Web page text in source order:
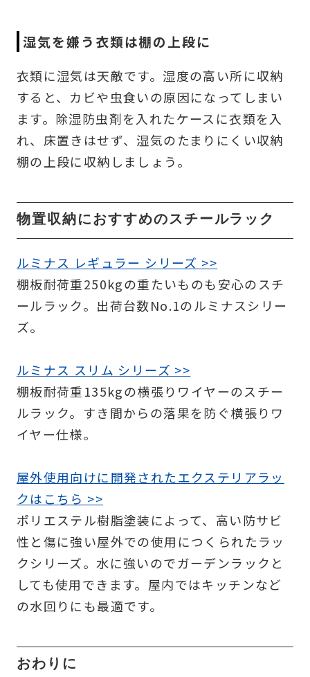
湿気を嫌う衣類は棚の上段に
衣類に湿気は天敵です。湿度の高い所に収納
すると、カビや虫食いの原因になってしまい
ます。除湿防虫剤を入れたケースに衣類を入
れ、床置きはせず、湿気のたまりにくい収納
棚の上段に収納しましょう。
物置収納におすすめのスチールラック
ルミナス レギュラー シリーズ >>
棚板耐荷重250kgの重たいものも安心のスチ
ールラック。出荷台数No.1のルミナスシリー
ズ。
ルミナス スリム シリーズ >>
棚板耐荷重135kgの横張りワイヤーのスチー
ルラック。すき間からの落果を防ぐ横張りワ
イヤー仕様。
屋外使用向けに開発されたエクステリアラッ
クはこちら >>
ポリエステル樹脂塗装によって、高い防サビ
性と傷に強い屋外での使用につくられたラッ
クシリーズ。水に強いのでガーデンラックと
しても使用できます。屋内ではキッチンなど
の水回りにも最適です。
おわりに